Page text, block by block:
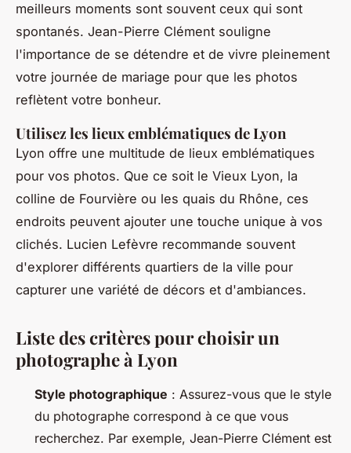
meilleurs moments sont souvent ceux qui sont
spontanés. Jean-Pierre Clément souligne
l'importance de se détendre et de vivre pleinement
votre journée de mariage pour que les photos
reflètent votre bonheur.
Utilisez les lieux emblématiques de Lyon
Lyon offre une multitude de lieux emblématiques
pour vos photos. Que ce soit le Vieux Lyon, la
colline de Fourvière ou les quais du Rhône, ces
endroits peuvent ajouter une touche unique à vos
clichés. Lucien Lefèvre recommande souvent
d'explorer différents quartiers de la ville pour
capturer une variété de décors et d'ambiances.
Liste des critères pour choisir un
photographe à Lyon
Style photographique : Assurez-vous que le style
du photographe correspond à ce que vous
recherchez. Par exemple, Jean-Pierre Clément est